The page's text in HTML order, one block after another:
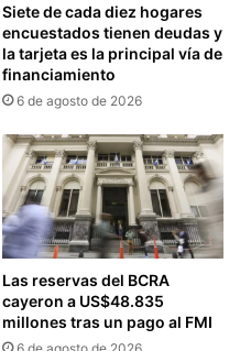
Siete de cada diez hogares
encuestados tienen deudas y
la tarjeta es la principal vía de
financiamiento
6 de agosto de 2026
Las reservas del BCRA
cayeron a US$48.835
millones tras un pago al FMI